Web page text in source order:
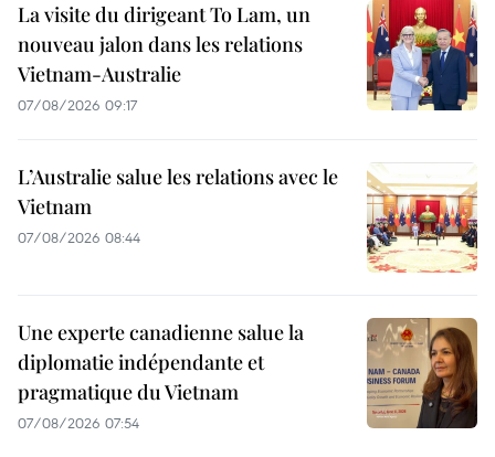
La visite du dirigeant To Lam, un
nouveau jalon dans les relations
Vietnam-Australie
07/08/2026 09:17
L’Australie salue les relations avec le
Vietnam
07/08/2026 08:44
Une experte canadienne salue la
diplomatie indépendante et
pragmatique du Vietnam
07/08/2026 07:54